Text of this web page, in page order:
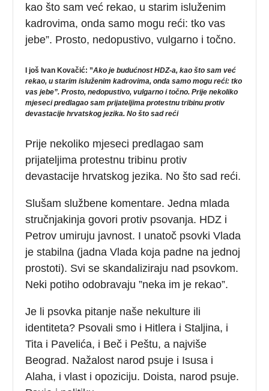
kao što sam već rekao, u starim isluženim
kadrovima, onda samo mogu reći: tko vas
jebe”. Prosto, nedopustivo, vulgarno i točno.
I još Ivan Kovačić: ”Ako je budućnost HDZ-a, kao što sam već
rekao, u starim isluženim kadrovima, onda samo mogu reći: tko
vas jebe”.Prosto, nedopustivo, vulgarno i točno. Prije nekoliko
mjeseci predlagao sam prijateljima protestnu tribinu protiv
devastacije hrvatskog jezika. No što sad reći
Prije nekoliko mjeseci predlagao sam
prijateljima protestnu tribinu protiv
devastacije hrvatskog jezika. No što sad reći.
Slušam službene komentare. Jedna mlada
stručnjakinja govori protiv psovanja. HDZ i
Petrov umiruju javnost. I unatoč psovki Vlada
je stabilna (jadna Vlada koja padne na jednoj
prostoti). Svi se skandaliziraju nad psovkom.
Neki potiho odobravaju ”neka im je rekao”.
Je li psovka pitanje naše nekulture ili
identiteta? Psovali smo i Hitlera i Staljina, i
Tita i Pavelića, i Beč i Peštu, a najviše
Beograd. Nažalost narod psuje i Isusa i
Alaha, i vlast i opoziciju. Doista, narod psuje.